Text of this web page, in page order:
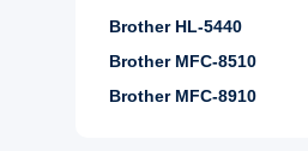
Brother HL-5440
Brother MFC-8510
Brother MFC-8910